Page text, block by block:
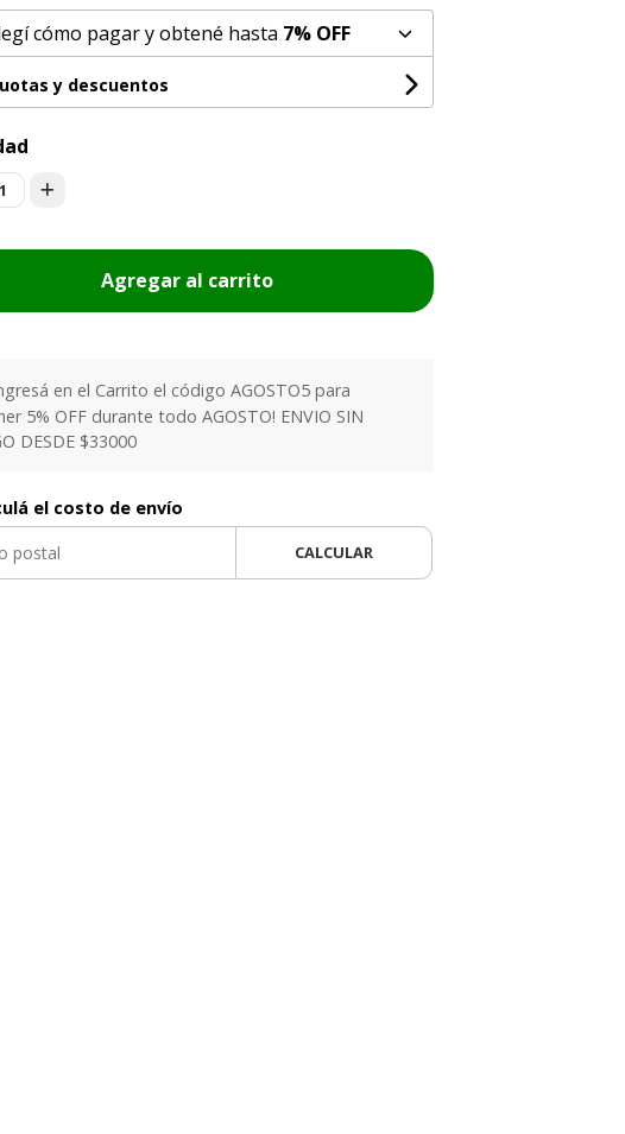
cómo pagar y obtené hasta 7% OFF
y descuentos
1
Agregar al carrito
en el Carrito el código AGOSTO5 para
5% OFF durante todo AGOSTO! ENVIO SIN
DESDE $33000
el costo de envío
CALCULAR